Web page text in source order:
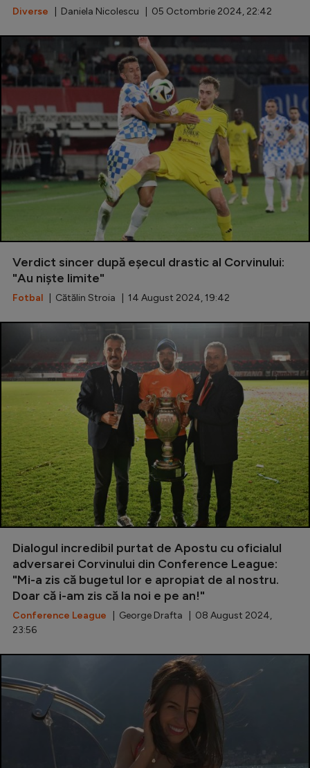
Diverse | Daniela Nicolescu | 05 Octombrie 2024, 22:42
Verdict sincer după eșecul drastic al Corvinului:
"Au niște limite"
Fotbal | Cătălin Stroia | 14 August 2024, 19:42
Dialogul incredibil purtat de Apostu cu oficialul
adversarei Corvinului din Conference League:
"Mi-a zis că bugetul lor e apropiat de al nostru.
Doar că i-am zis că la noi e pe an!"
Conference League | George Drafta | 08 August 2024,
23:56